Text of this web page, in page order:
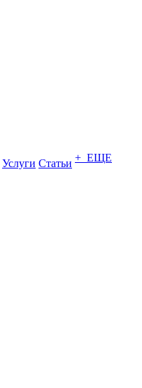
Услуги Статьи + ЕЩЕ